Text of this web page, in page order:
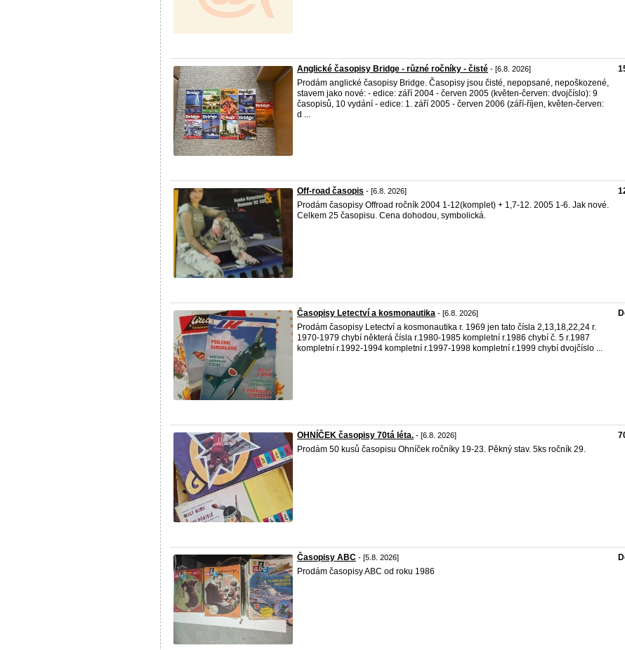
Anglické časopisy Bridge - různé ročníky - čisté - [6.8. 2026]
Prodám anglické časopisy Bridge. Časopisy jsou čisté, nepopsané, nepoškozené,
stavem jako nové: - edice: září 2004 - červen 2005 (květen-červen: dvojčíslo): 9
časopisů, 10 vydání - edice: 1. září 2005 - červen 2006 (září-říjen, květen-červen:
d ...
Off-road časopis - [6.8. 2026]
Prodám časopisy Offroad ročník 2004 1-12(komplet) + 1,7-12. 2005 1-6. Jak nové.
Celkem 25 časopisu. Cena dohodou, symbolická.
Časopisy Letectví a kosmonautika - [6.8. 2026]
Prodám časopisy Letectví a kosmonautika r. 1969 jen tato čísla 2,13,18,22,24 r.
1970-1979 chybí některá čísla r.1980-1985 kompletní r.1986 chybí č. 5 r.1987
kompletní r.1992-1994 kompletní r.1997-1998 kompletní r.1999 chybí dvojčíslo ...
OHNÍČEK časopisy 70tá léta. - [6.8. 2026]
Prodám 50 kusů časopisu Ohníček ročníky 19-23. Pěkný stav. 5ks ročník 29.
Časopisy ABC - [5.8. 2026]
Prodám časopisy ABC od roku 1986